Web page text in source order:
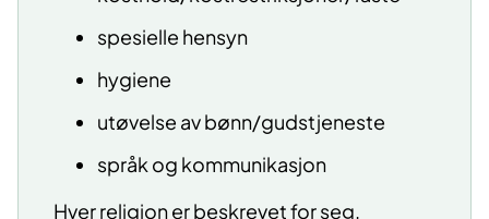
spesielle hensyn
hygiene
utøvelse av bønn/gudstjeneste
språk og kommunikasjon
Hver religion er beskrevet for seg.